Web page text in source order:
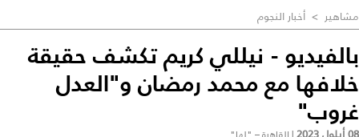
مشاهير > أخبار النجوم
بالفيديو - نيللي كريم تكشف حقيقة
خلافها مع محمد رمضان و"العدل
غروب"